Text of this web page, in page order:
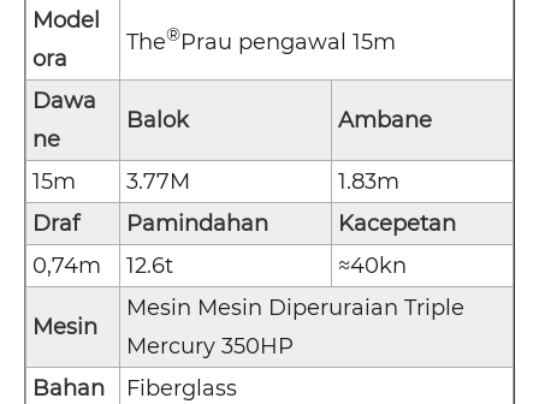
Model
ora
The®Prau pengawal 15m
Dawa
ne
Balok Ambane
15m 3.77M
1.83m
Draf
Pamindahan
Kacepetan
0,74m
12.6t ≈40kn
Mesin
Mesin Mesin Diperuraian Triple
Mercury 350HP
Bahan
Fiberglass